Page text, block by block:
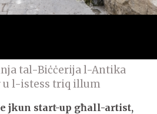
tal-Biċċerija l-Antika
u l-istess triq illum
jkun start-up għall-artist,